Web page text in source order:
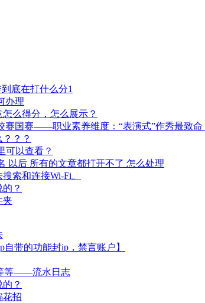
底在打什么分1
办理
么得分，怎么展示？
赛国赛——职业素养维度：“表演式”作秀最致
？？
可以查看？
以后 所有的文章都打开不了 怎么处理
索和连接Wi-Fi。
？
夹
自带的功能封ip，禁言账户】
等——流水日志
？
花招